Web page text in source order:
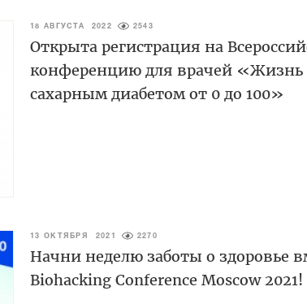
18 АВГУСТА 2022 2543
Открыта регистрация на
конференцию для врачей «Жизнь
сахарным диабетом от 0 до 100»
13 ОКТЯБРЯ 2021 2270
Начни неделю заботы о здоровье
Biohacking Conference Moscow 2021!